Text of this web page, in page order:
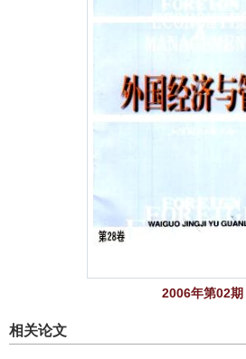
2006年第02期
相关论文